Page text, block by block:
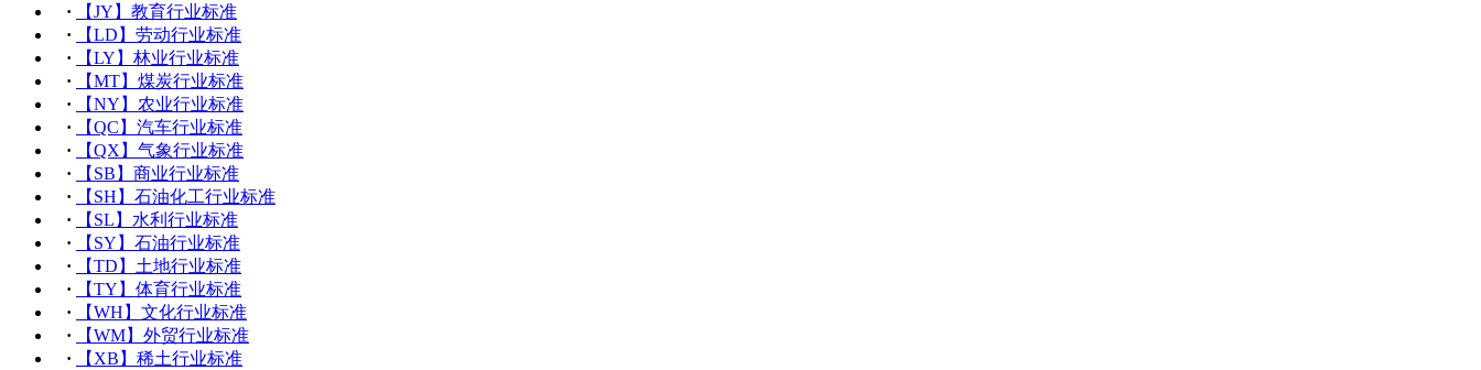
·
【JY】教育行业标准
·
【LD】劳动行业标准
·
【LY】林业行业标准
·
【MT】煤炭行业标准
·
【NY】农业行业标准
·
【QC】汽车行业标准
·
【QX】气象行业标准
·
【SB】商业行业标准
·
【SH】石油化工行业标准
·
【SL】水利行业标准
·
【SY】石油行业标准
·
【TD】土地行业标准
·
【TY】体育行业标准
·
【WH】文化行业标准
·
【WM】外贸行业标准
·
【XB】稀土行业标准